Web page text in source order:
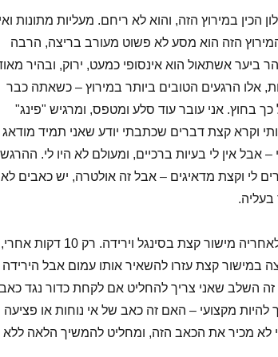
הכין במירוץ הזה, והוא לא ריחם. מעליות מתונות
המירוץ הזה הוא מסע לא פשוט מעורב בריצה, הרבה
ביער אשתאול הוא אינסופי כמעט, ירוק, ובהיר
אלו הרגעים הטובים ביותר במירוץ – כשאתה כבר
בחוץ. אני עובר עוד סלע ומטפס, ומרגיש "פינג"
וקרא קצת דברים שכתבתי יודע שאני תמיד מודאג
אבל אין לי בעיות ברכיים, ומעולם לא היו לי.
לי וקצת מדאיגים – אבל זה אולטרה, יש כאבים לא
בעליה.
וכמו כל עליה, היא מסתיימת בסוף, לאחריה מישור קצת בסינגל וירידה. רק 10 דקות אחרי,
במישור קצת עזרו להשאיר אותו עמום אבל הירידה
זה השלב שאני צריך להחליט אם לקחת כדור נגד כאב
להיות מקצועי – האם זה כאב של אי נוחות או פציעה
לא מכיר את הכאב הזה, ומחליט להמשיך הלאה ללא